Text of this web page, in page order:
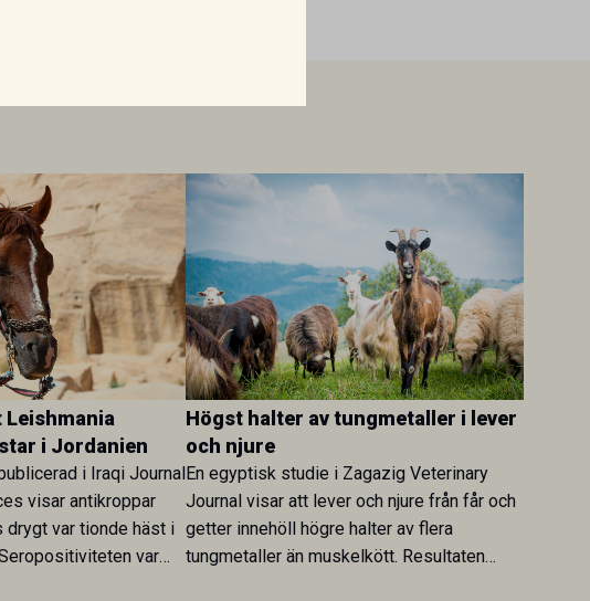
i Jordanien
i Iraqi Journal
visar antikroppar
drygt var tionde häst i
var
Högst halter av tungmetaller i lever
och njure
En egyptisk studie i Zagazig Veterinary
Journal visar att lever och njure från får och
getter innehöll högre halter av flera
tungmetaller än muskelkött. Resultaten